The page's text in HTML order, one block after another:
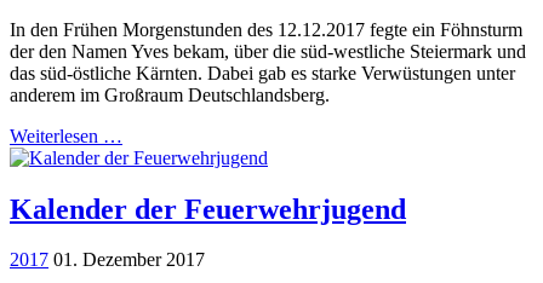
In den Frühen Morgenstunden des 12.12.2017 fegte ein Föhnsturm
der den Namen Yves bekam, über die süd-westliche Steiermark und
das süd-östliche Kärnten. Dabei gab es starke Verwüstungen unter
anderem im Großraum Deutschlandsberg.
Weiterlesen …
Kalender der Feuerwehrjugend
2017 01. Dezember 2017